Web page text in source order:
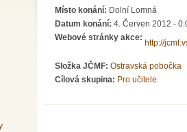
Místo konání: Dolní Lomná
Datum konání: 4. Červen 2012 -
Webové stránky akce:
http://
Složka JČMF: Ostravská pobočka
Cílová skupina: Pro učitele.